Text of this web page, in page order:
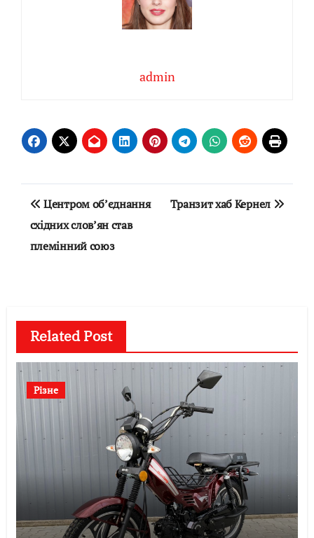
admin
Навігація
записів
Центром об’єднання
східних слов’ян став
племінний союз
Транзит хаб Кернел
Related Post
Різне